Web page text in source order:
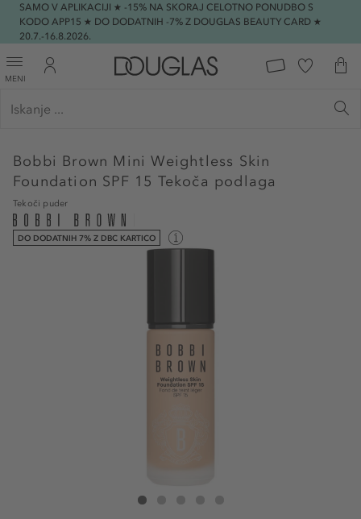
SAMO V APLIKACIJI ★ -15% NA SKORAJ CELOTNO PONUDBO S
KODO APP15 ★ DO DODATNIH -7% Z DOUGLAS BEAUTY CARD ★
20.7.-16.8.2026.
MENI
Bobbi Brown Mini Weightless Skin
Foundation SPF 15 Tekoča podlaga
Tekoči puder
DO DODATNIH 7% Z DBC KARTICO
Bobbi Brown Mini Weightless Skin Foundation SPF 15